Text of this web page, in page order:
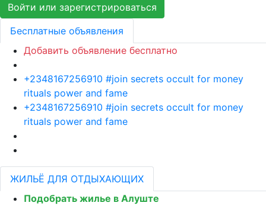
Войти или зарегистрироваться
Бесплатные объявления
Добавить объявление бесплатно
+2348167256910 #join secrets occult for money
rituals power and fame
+2348167256910 #join secrets occult for money
rituals power and fame
ЖИЛЬЁ ДЛЯ ОТДЫХАЮЩИХ
Подобрать жилье в Алуште